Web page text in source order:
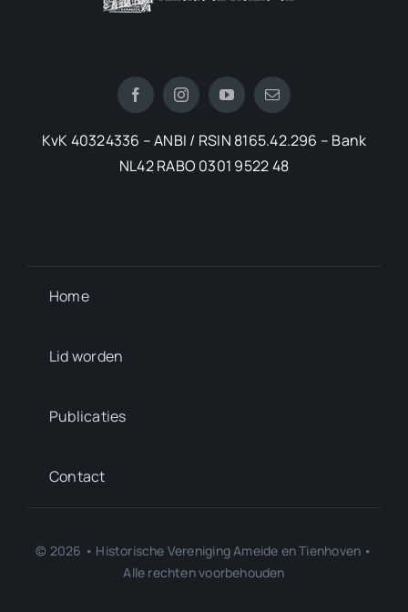
KvK 40324336 – ANBI / RSIN 8165.42.296 – Bank
NL42 RABO 0301 9522 48
Home
Lid worden
Publicaties
Contact
© 2026 • Historische Vereniging Ameide en Tienhoven •
Alle rechten voorbehouden